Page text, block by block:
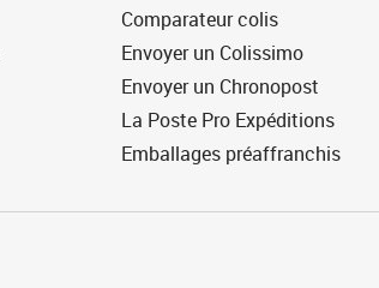
Comparateur colis
Envoyer un Colissimo
Envoyer un Chronopost
La Poste Pro Expéditions
Emballages préaffranchis